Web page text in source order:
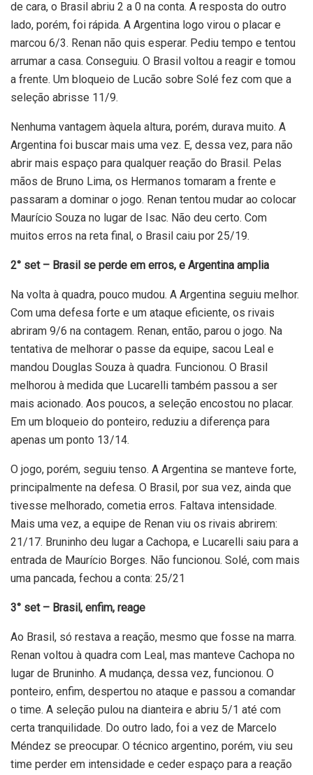
de cara, o Brasil abriu 2 a 0 na conta. A resposta do outro
lado, porém, foi rápida. A Argentina logo virou o placar e
marcou 6/3. Renan não quis esperar. Pediu tempo e tentou
arrumar a casa. Conseguiu. O Brasil voltou a reagir e tomou
a frente. Um bloqueio de Lucão sobre Solé fez com que a
seleção abrisse 11/9.
Nenhuma vantagem àquela altura, porém, durava muito. A
Argentina foi buscar mais uma vez. E, dessa vez, para não
abrir mais espaço para qualquer reação do Brasil. Pelas
mãos de Bruno Lima, os Hermanos tomaram a frente e
passaram a dominar o jogo. Renan tentou mudar ao colocar
Maurício Souza no lugar de Isac. Não deu certo. Com
muitos erros na reta final, o Brasil caiu por 25/19.
2° set – Brasil se perde em erros, e Argentina amplia
Na volta à quadra, pouco mudou. A Argentina seguiu melhor.
Com uma defesa forte e um ataque eficiente, os rivais
abriram 9/6 na contagem. Renan, então, parou o jogo. Na
tentativa de melhorar o passe da equipe, sacou Leal e
mandou Douglas Souza à quadra. Funcionou. O Brasil
melhorou à medida que Lucarelli também passou a ser
mais acionado. Aos poucos, a seleção encostou no placar.
Em um bloqueio do ponteiro, reduziu a diferença para
apenas um ponto 13/14.
O jogo, porém, seguiu tenso. A Argentina se manteve forte,
principalmente na defesa. O Brasil, por sua vez, ainda que
tivesse melhorado, cometia erros. Faltava intensidade.
Mais uma vez, a equipe de Renan viu os rivais abrirem:
21/17. Bruninho deu lugar a Cachopa, e Lucarelli saiu para a
entrada de Maurício Borges. Não funcionou. Solé, com mais
uma pancada, fechou a conta: 25/21
3° set – Brasil, enfim, reage
Ao Brasil, só restava a reação, mesmo que fosse na marra.
Renan voltou à quadra com Leal, mas manteve Cachopa no
lugar de Bruninho. A mudança, dessa vez, funcionou. O
ponteiro, enfim, despertou no ataque e passou a comandar
o time. A seleção pulou na dianteira e abriu 5/1 até com
certa tranquilidade. Do outro lado, foi a vez de Marcelo
Méndez se preocupar. O técnico argentino, porém, viu seu
time perder em intensidade e ceder espaço para a reação